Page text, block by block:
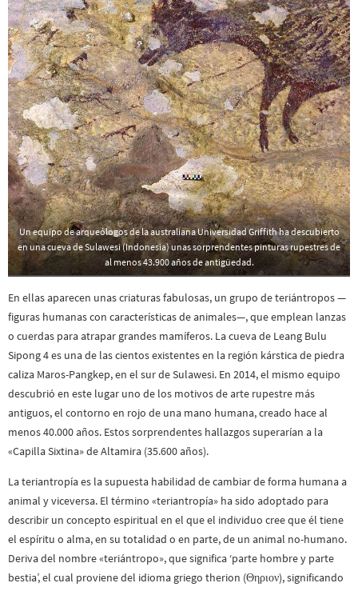
Un equipo de arqueólogos de la australiana Universidad Griffith ha descubierto
en una cueva de Sulawesi (Indonesia) unas sorprendentes pinturas rupestres de
al menos 43.900 años de antigüedad.
En ellas aparecen unas criaturas fabulosas, un grupo de teriántropos —
figuras humanas con características de animales—, que emplean lanzas
o cuerdas para atrapar grandes mamíferos. La cueva de Leang Bulu
Sipong 4 es una de las cientos existentes en la región kárstica de piedra
caliza Maros-Pangkep, en el sur de Sulawesi. En 2014, el mismo equipo
descubrió en este lugar uno de los motivos de arte rupestre más
antiguos, el contorno en rojo de una mano humana, creado hace al
menos 40.000 años. Estos sorprendentes hallazgos superarían a la
«Capilla Sixtina» de Altamira (35.600 años).
La teriantropía es la supuesta habilidad de cambiar de forma humana a
animal y viceversa. El término «teriantropía» ha sido adoptado para
describir un concepto espiritual en el que el individuo cree que él tiene
el espíritu o alma, en su totalidad o en parte, de un animal no-humano.
Deriva del nombre «teriántropo», que significa ‘parte hombre y parte
bestia’, el cual proviene del idioma griego therion (Θηριον), significando